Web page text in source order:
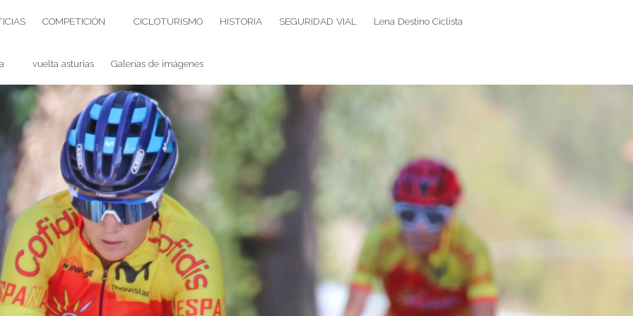
COMPETICIÓN CICLOTURISMO HISTORIA SEGURIDAD VIAL Lena Destino Ciclista
vuelta asturias Galerías de imágenes